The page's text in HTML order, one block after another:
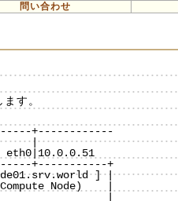
問い合わせ
す。
+------------
+-----------+
] |
Node)    |